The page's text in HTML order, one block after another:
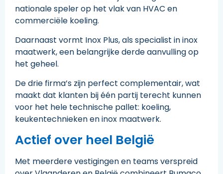
nationale speler op het vlak van HVAC en
commerciële koeling.
Daarnaast vormt Inox Plus, als specialist in inox
maatwerk, een belangrijke derde aanvulling op
het geheel.
De drie firma’s zijn perfect complementair, wat
maakt dat klanten bij één partij terecht kunnen
voor het hele technische pallet: koeling,
keukentechnieken en inox maatwerk.
Actief over heel België
Met meerdere vestigingen en teams verspreid